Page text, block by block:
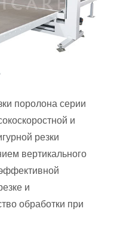
поролона серии
и
резки
вертикального
и
обработки при